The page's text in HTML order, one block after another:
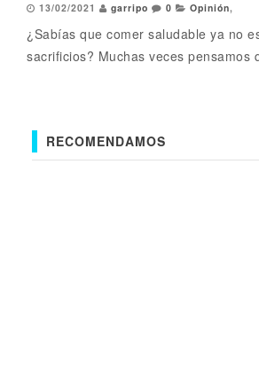
13/02/2021 garripo 0 Opinión,
¿Sabías que comer saludable ya no
sacrificios? Muchas veces pensamos
RECOMENDAMOS